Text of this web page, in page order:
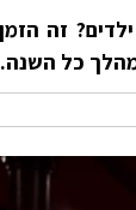
זה הזמן
כל השנה.